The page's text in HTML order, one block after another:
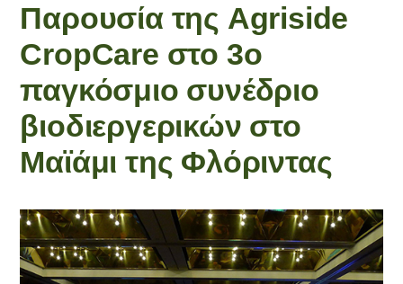
Παρουσία της Agriside
CropCare στο 3ο
παγκόσμιο συνέδριο
βιοδιεργερικών στο
Μαϊάμι της Φλόριντας